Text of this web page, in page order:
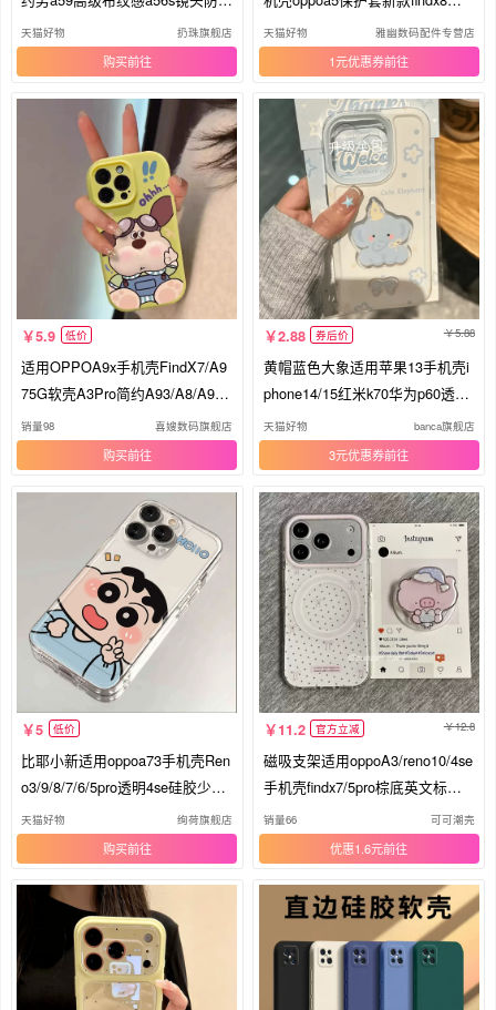
a56如鱼得水a8硅胶保护套OPPO
5G新年红挂绳外壳
天猫好物 扔珠旗舰店
购买
镀大视窗k12全包gtneo6se防摔re
no13/12/11/10软
天猫好物 雅幽数码配件专营店
1元优惠券
5.9 低价
适用OPPOA9x手机壳FindX7/A9
75G软壳A3Pro简约A93/A8/A95
可爱R15防摔OPPOReno5Pro创
意a11x新款A32/A2m保护壳
销量98 喜嫂数码旗舰店
购买
2.88 券后价 5.88
黄帽蓝色大象适用苹果13手机壳i
phone14/15红米k70华为p60透明
nova8荣耀90卡通vivox70oppoa93
小米防摔保护套
天猫好物 banca旗舰店
3元优惠券
5 低价
比耶小新适用oppoa73手机壳Ren
o3/9/8/7/6/5pro透明4se硅胶少女
a96/52s/93/58可爱防摔r17卡通k1
0pro全包软壳
天猫好物 绚荷旗舰店
购买
11.2 官方立减 12.8
磁吸支架适用oppoA3/reno10/4se
手机壳findx7/5pro棕底英文标签
流沙咖啡A56/32/a57女K11x/97/9
3s软套8国际版
销量66 可可潮壳
优惠1.6元